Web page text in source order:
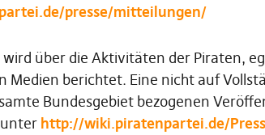
presse/mitteilungen/
über die Aktivitäten der Piraten,
Medien berichtet. Eine nicht auf
Bundesgebiet bezogenen
http://wiki.piratenpartei.de/